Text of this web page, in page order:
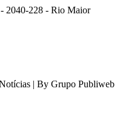
2040-228 - Rio Maior
| By Grupo Publiweb